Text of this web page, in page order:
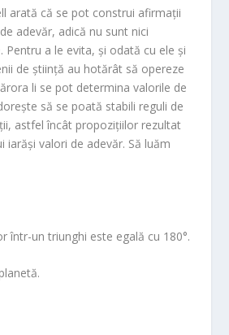
arată că se pot construi afirmații
adevăr, adică nu sunt nici
Pentru a le evita, și odată cu ele și
de știință au hotărât să opereze
li se pot determina valorile de
să se poată stabili reguli de
astfel încât propozițiilor rezultat
iarăși valori de adevăr. Să luăm
într-un triunghi este egală cu 180°.